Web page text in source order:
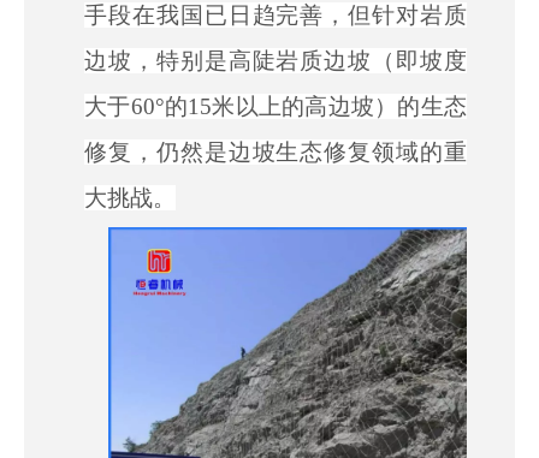
手段在我国已日趋完善，但针对岩质
边坡，特别是高陡岩质边坡
（即坡度
大于60°的15米以上的高边坡）的生态
修复，仍然是边坡生态修复领域的重
大挑战。